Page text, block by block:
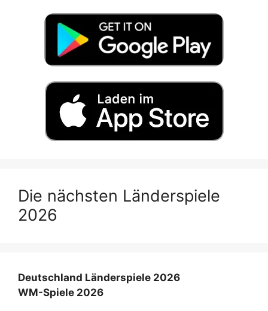
Die nächsten Länderspiele
2026
Deutschland Länderspiele 2026
WM-Spiele 2026